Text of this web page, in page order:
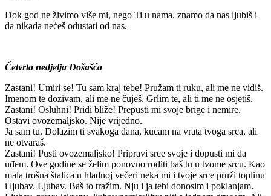
Dok god ne živimo više mi, nego Ti u nama, znamo da nas ljubiš i
da nikada nećeš odustati od nas.
Četvrta nedjelja Došašća
Zastani! Umiri se! Tu sam kraj tebe! Pružam ti ruku, ali me ne vidiš.
Imenom te dozivam, ali me ne čuješ. Grlim te, ali ti me ne osjetiš.
Zastani! Osluhni! Priđi bliže! Prepusti mi svoje brige i nemire.
Ostavi ovozemaljsko. Nije vrijedno.
Ja sam tu. Dolazim ti svakoga dana, kucam na vrata tvoga srca, ali
ne otvaraš.
Zastani! Pusti ovozemaljsko! Pripravi srce svoje i dopusti mi da
uđem. Ove godine se želim ponovno roditi baš tu u tvome srcu. Kao
mala trošna štalica u hladnoj večeri neka mi i tvoje srce pruži toplinu
i ljubav. Ljubav. Baš to tražim. Nju i ja tebi donosim i poklanjam.